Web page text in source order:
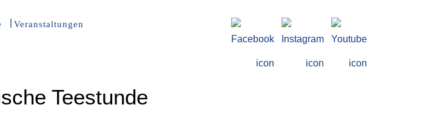
Veranstaltungen
Teestunde